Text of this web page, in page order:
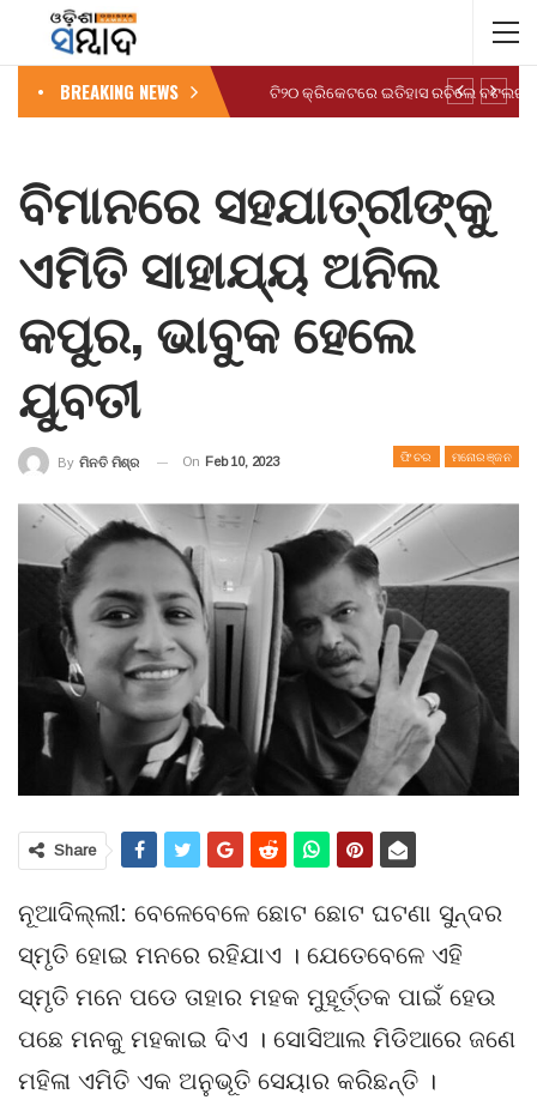
BREAKING NEWS
ବିମାନରେ ସହଯାତ୍ରୀଙ୍କୁ
ଏମିତି ସାହାଯ୍ୟ ଅନିଲ
କପୁର, ଭାବୁକ ହେଲେ
ଯୁବତୀ
ଫିଚର ମନୋରଞ୍ଜନ
By ମିନତି ମିଶ୍ର On Feb 10, 2023
Share
ନୂଆଦିଲ୍ଲୀ: ବେଳେବେଳେ ଛୋଟ ଛୋଟ ଘଟଣା ସୁନ୍ଦର
ସ୍ମୃତି ହୋଇ ମନରେ ରହିଯାଏ । ଯେତେବେଳେ ଏହି
ସ୍ମୃତି ମନେ ପଡେ ତାହାର ମହକ ମୁହୂର୍ତ୍ତକ ପାଇଁ ହେଉ
ପଛେ ମନକୁ ମହକାଇ ଦିଏ । ସୋସିଆଲ ମିଡିଆରେ ଜଣେ
ମହିଳା ଏମିତି ଏକ ଅନୁଭୂତି ସେୟାର କରିଛନ୍ତି ।